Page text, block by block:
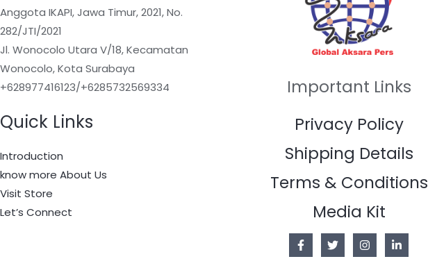
Anggota IKAPI, Jawa Timur, 2021, No.
282/JTI/2021
Jl. Wonocolo Utara V/18, Kecamatan
Wonocolo, Kota Surabaya
+628977416123/+6285732569334
Quick Links
Introduction
know more About Us
Visit Store
Let’s Connect
Important Links
Privacy Policy
Shipping Details
Terms & Conditions
Media Kit